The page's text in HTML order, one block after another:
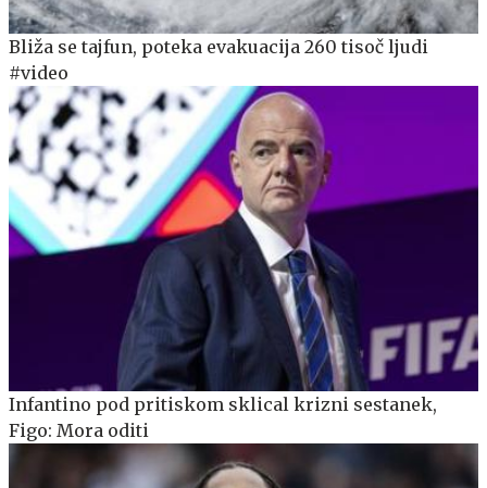
Bliža se tajfun, poteka evakuacija 260 tisoč ljudi
#video
Infantino pod pritiskom sklical krizni sestanek,
Figo: Mora oditi